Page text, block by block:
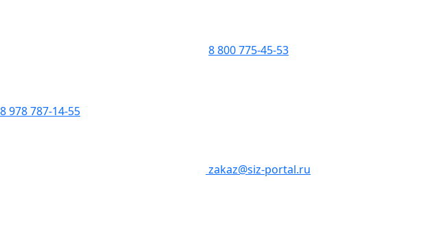
8 800 775-45-53
8 978 787-14-55
zakaz@siz-portal.ru